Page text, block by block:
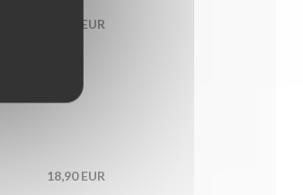
18,90 EUR
18,90 EUR